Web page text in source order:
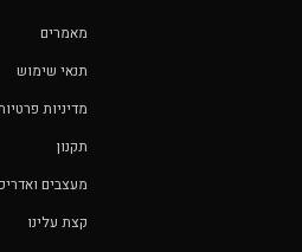
מאמרים
תנאי שימוש
מדיניות
תקנון
מעצבים
קצת עלינו